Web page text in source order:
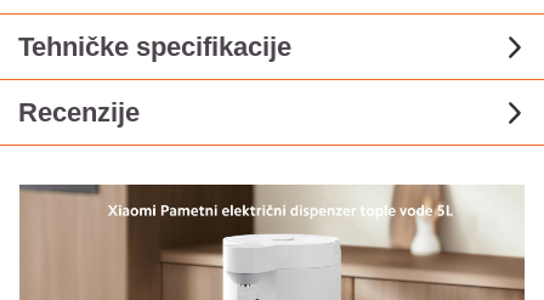
Tehničke specifikacije
Recenzije